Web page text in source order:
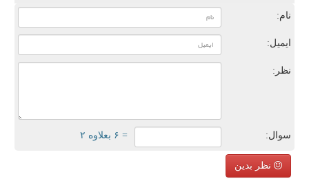
نام:
ایمیل:
نظر:
سوال: = ۶ بعلاوه ۲
نظر بدین